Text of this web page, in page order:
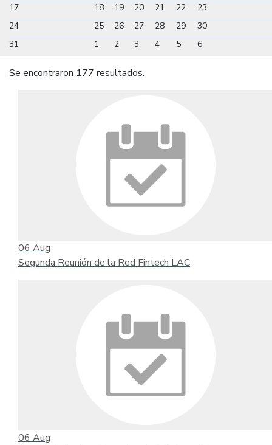
17
18 19 20 21 22
23
24
25 26 27 28 29
30
31
1 2 3 4 5 6
Se encontraron 177 resultados.
06 Aug
Segunda Reunión de la Red Fintech LAC
06 Aug